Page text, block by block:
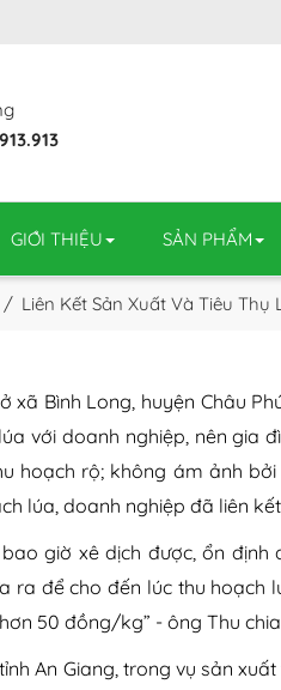
GIỚI THIỆU SẢN PHẨM
Liên Kết Sản Xuất Và Tiêu
xã Bình Long, huyện Châu
với doanh nghiệp, nên gia
hoạch rộ; không ám ảnh
lúa, doanh nghiệp đã liên
giờ xê dịch được, ổn
ra để cho đến lúc thu hoạch
50 đồng/kg” - ông Thu
An Giang, trong vụ sản